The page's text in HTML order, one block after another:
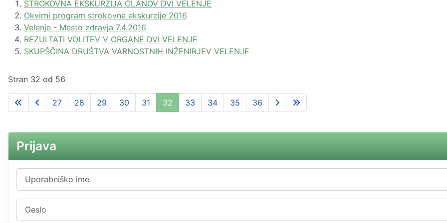
STROKOVNA EKSKURZIJA ČLANOV DVI VELENJE
Okvirni program strokovne ekskurzije 2016
Velenje - Mesto zdravja 7.4.2016
REZULTATI VOLITEV V ORGANE DVI VELENJE
SKUPŠČINA DRUŠTVA VARNOSTNIH INŽENIRJEV VELENJE
Stran 32 od 56
27 28 29 30 31 32 33 34 35 36
Prijava
Uporabniško ime